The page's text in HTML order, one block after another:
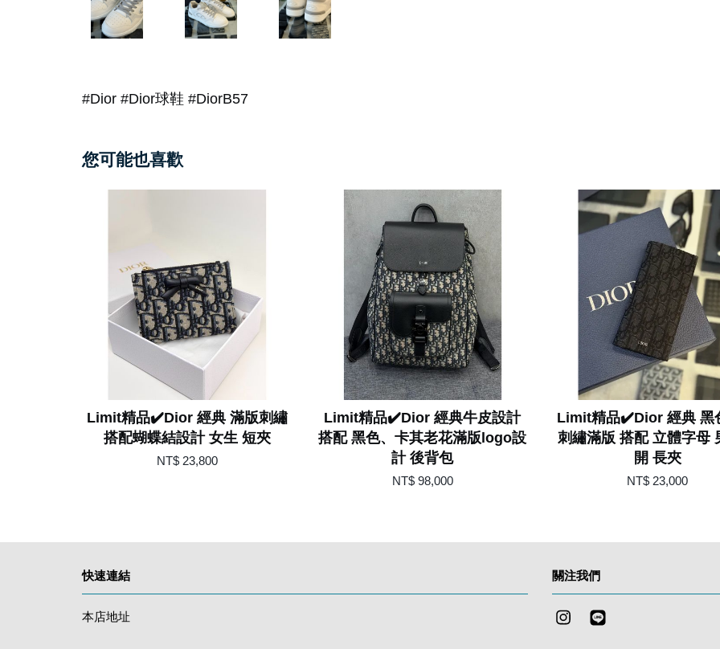
#Dior #Dior球鞋 #DiorB57
您可能也喜歡
Limit精品✔️Dior 經典 滿版刺繡
搭配蝴蝶結設計 女生 短夾
NT$ 23,800
Limit精品✔️Dior 經典牛皮設計
搭配 黑色、卡其老花滿版logo設
計 後背包
NT$ 98,000
Limit精品✔️Dior 經典 黑
刺繡滿版 搭配 立體字母
開 長夾
NT$ 23,000
快速連結
本店地址
關注我們
Instagram